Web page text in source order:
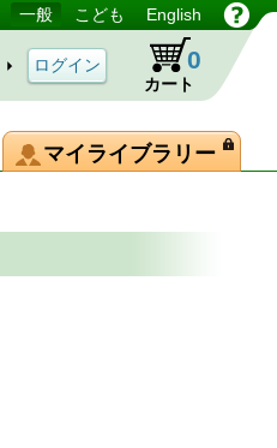
一般 こども English
カート
0
マイライブラリー